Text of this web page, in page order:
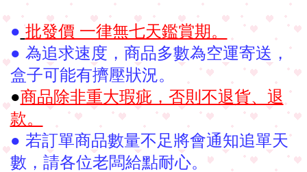
● 批發價 一律無七天鑑賞期。
● 為追求速度，商品多數為空運寄送，
盒子可能有擠壓狀況。
●商品除非重大瑕疵，否則不退貨、退
款。
● 若訂單商品數量不足將會通知追單天
數，請各位老闆給點耐心。